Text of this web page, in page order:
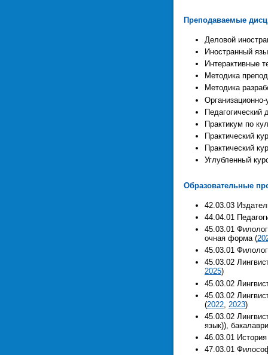
Преподаваемые
Деловой
Иностранный
Интерактивные
Методика
Методика
Педагогический
Практикум по
Практический
Практический
Углубленный
Образовательные
42.03.03
44.04.01
45.03.01
очная форма (
45.03.01
45.03.02
2025)
45.03.02
45.03.02
(2022 2023)
45.03.02
язык)),
46.03.01
47.03.01